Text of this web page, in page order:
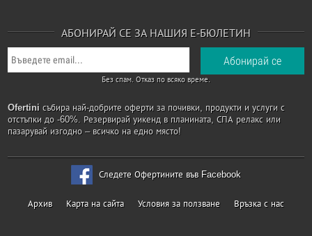
АБОНИРАЙ СЕ ЗА НАШИЯ Е-БЮЛЕТИН
Без спам. Отказ по всяко време.
Ofertini събира най-добрите оферти за почивки, продукти и услуги с
отстъпки до -60%. Резервирай уикенд в планината, СПА релакс или
пазарувай изгодно – всичко на едно място!
Следете Офертините във Facebook
Архив Карта на сайта Условия за ползване Връзка с нас